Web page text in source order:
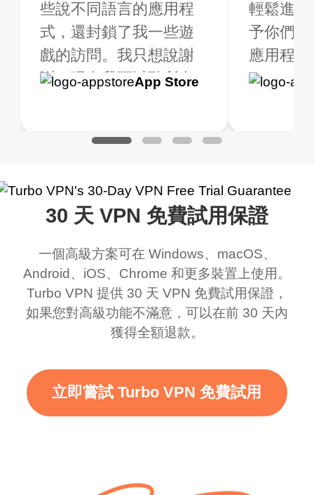
些說不同語言的應用程
式，還封鎖了我一些遊
戲的訪問。我只想說謝
謝，現在我可以聽所有
道 VPN 是什麼，但我認
在我使用它，我對這個
應用程式的好處感到驚
道這是為了支持這個驚
人的 VPN，老實說，你
應該放更多廣告來給我
們更大的範圍和更快的
使用這個時，WiFi 已經
很快了，我只想說謝
App Store
輕鬆進
予你們
應用程
我旅行時，我確實需要
一個不僅免費（因為我
只在有限的時間內使用
它），而且在連線時不
它可以隨處連線，而且
網路可供切換。毫無疑
問，是我最喜歡的。最
用免費服務以來，我到
目前為止還沒看到任何
廣告。滿分 10/10。
Google
是一個
用程式
用，我
到高級
。我購買了高級版
得額外的福利，非
得。我測試了應用
以確保它能正常運
地的 IP 地址，並進
搜索，確實顯示我
Google
App
30 天 VPN 免費試用保證
一個高級方案可在 Windows、macOS、
Android、iOS、Chrome 和更多裝置上使用。
Turbo VPN 提供 30 天 VPN 免費試用保證，
如果您對高級功能不滿意，可以在前 30 天內
獲得全額退款。
立即嘗試 Turbo VPN 免費試用